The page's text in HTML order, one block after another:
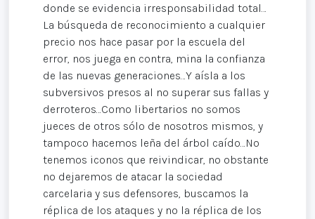
donde se evidencia irresponsabilidad total…
La búsqueda de reconocimiento a cualquier
precio nos hace pasar por la escuela del
error, nos juega en contra, mina la confianza
de las nuevas generaciones…Y aísla a los
subversivos presos al no superar sus fallas y
derroteros…Como libertarios no somos
jueces de otros sólo de nosotros mismos, y
tampoco hacemos leña del árbol caído…No
tenemos iconos que reivindicar, no obstante
no dejaremos de atacar la sociedad
carcelaria y sus defensores, buscamos la
réplica de los ataques y no la réplica de los